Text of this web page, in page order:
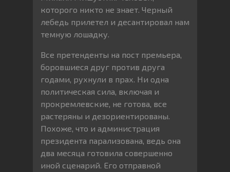
которого никто не знает. Черный
лебедь прилетел и десантировал нам
темную лошадку.
Все претенденты на пост премьера,
боровшиеся друг против друга
годами, рухнули в прах. Ни одна
политическая сила, включая и
прокремлевские, не готова, все
растеряны и дезориентированы.
Похоже, что и администрация
президента парализована, ведь она
два месяца готовила совершенно
иной сценарий. Его отправной